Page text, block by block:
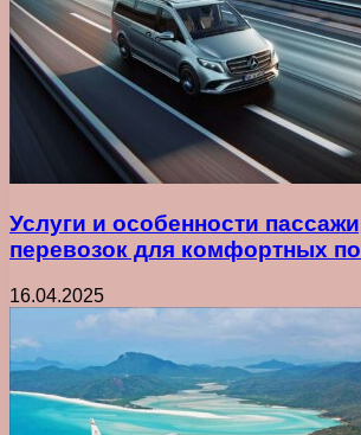
Услуги и особенности
перевозок для комфортных
16.04.2025